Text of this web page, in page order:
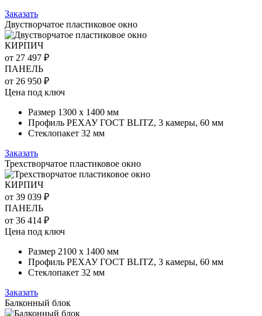
Заказать
Двустворчатое пластиковое окно
КИРПИЧ
от 27 497 ₽
ПАНЕЛЬ
от 26 950 ₽
Цена под ключ
Размер 1300 х 1400 мм
Профиль РЕХАУ ГОСТ BLITZ, 3 камеры, 60 мм
Стеклопакет 32 мм
Заказать
Трехстворчатое пластиковое окно
КИРПИЧ
от 39 039 ₽
ПАНЕЛЬ
от 36 414 ₽
Цена под ключ
Размер 2100 х 1400 мм
Профиль РЕХАУ ГОСТ BLITZ, 3 камеры, 60 мм
Стеклопакет 32 мм
Заказать
Балконный блок